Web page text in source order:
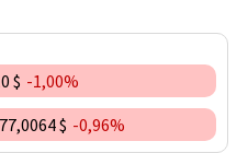
$ -1,00%
77,0064 $ -0,96%